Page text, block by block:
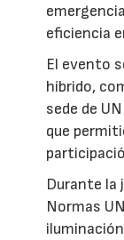
eficiencia
El evento
híbrido,
sede de
que
Durante la
Normas